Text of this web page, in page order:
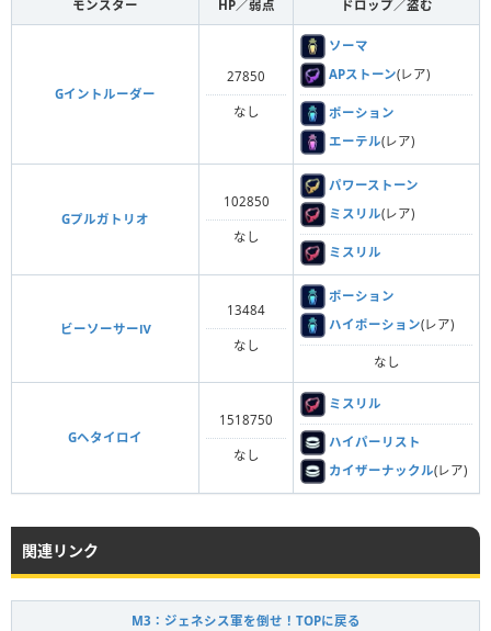
モンスター HP／弱点 ドロップ／盗む
Gイントルーダー
27850
なし
ソーマ
APストーン(レア)
ポーション
エーテル(レア)
Gプルガトリオ
102850
なし
パワーストーン
ミスリル(レア)
ミスリル
ビーソーサーⅣ
13484
なし
ポーション
ハイポーション(レア)
なし
Gヘタイロイ
1518750
なし
ミスリル
ハイパーリスト
カイザーナックル(レア)
関連リンク
M3：ジェネシス軍を倒せ！TOPに戻る